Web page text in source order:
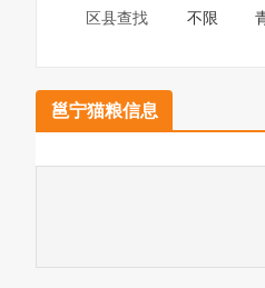
区县查找 不限
邕宁猫粮信息